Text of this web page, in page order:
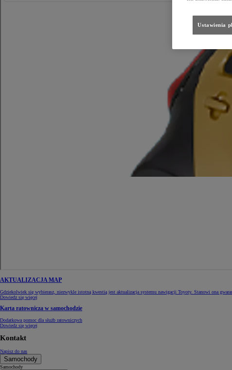
AKTUALIZACJA MAP
Gdziekolwiek się wybierasz, niezwykle istotną kwestią jest aktualizacja systemu nawigacji Toyoty. Stanowi ona
Dowiedz się więcej
Karta ratownicza w samochodzie
Dodatkowa pomoc dla służb ratowniczych
Dowiedz się więcej
Kontakt
Napisz do nas
Samochody
Samochody
Ustawienia